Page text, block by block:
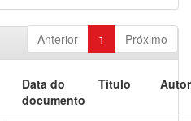
Anterior 1 Próximo
Data do
documento
Título